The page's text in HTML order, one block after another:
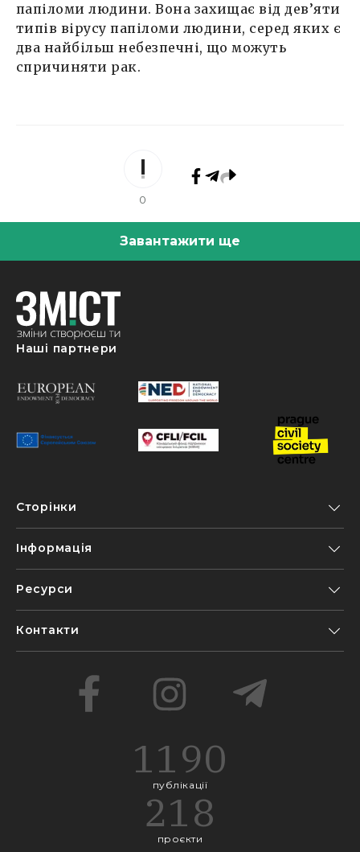
папіломи людини. Вона захищає від дев’яти
типів вірусу папіломи людини, серед яких є
два найбільш небезпечні, що можуть
спричиняти рак.
0
Завантажити ще
Наші партнери
Сторінки
Інформація
Ресурси
Контакти
1190
публікації
218
проєкти